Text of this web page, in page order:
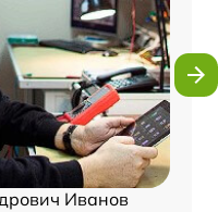
Иванов